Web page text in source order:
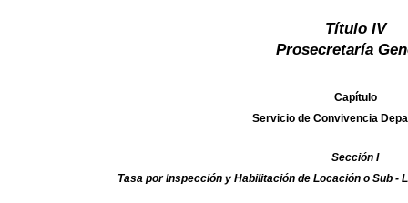
Título IV
Prosecretaría
Capítulo
Servicio de Convivencia
Sección I
Tasa por Inspección y Habilitación de Locación o Sub -